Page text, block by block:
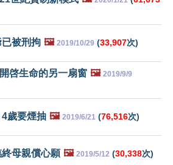
被刑拘 🖼️ 2019/10/29 (33,907次)
啓生命的另一扇窗 🖼️ 2019/9/9
歲要煙抽 🖼️ 2019/6/21 (76,516次)
母親償心願 🖼️ 2019/5/12 (30,338次)